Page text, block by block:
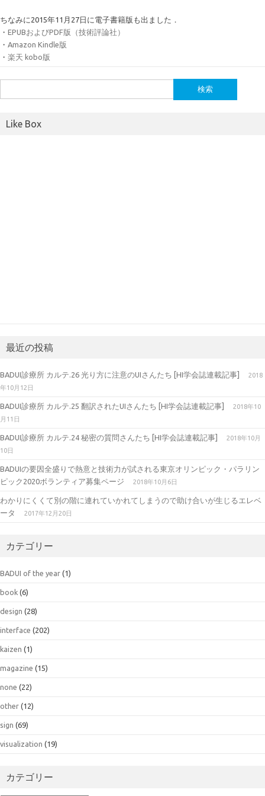
ちなみに2015年11月27日に電子書籍版も出ました．
・ EPUBおよびPDF版（技術評論社）
・ Amazon Kindle版
・ 楽天 kobo版
索:
Like Box
最近の投稿
BADUI診療所 カルテ.26 光り方に注意のUIさんたち [HI学会誌連載記事]
2018
年10月12日
BADUI診療所 カルテ.25 翻訳されたUIさんたち [HI学会誌連載記事]
2018年10
月11日
BADUI診療所 カルテ.24 秘密の質問さんたち [HI学会誌連載記事]
2018年10月
10日
BADUIの要因全盛りで熱意と技術力が試される東京オリンピック・パラリン
ピック2020ボランティア募集ページ
2018年10月6日
わかりにくくて別の階に連れていかれてしまうので助け合いが生じるエレベ
ータ
2017年12月20日
カテゴリー
BADUI of the year (1)
book (6)
design (28)
interface (202)
kaizen (1)
magazine (15)
none (22)
other (12)
sign (69)
visualization (19)
カテゴリー